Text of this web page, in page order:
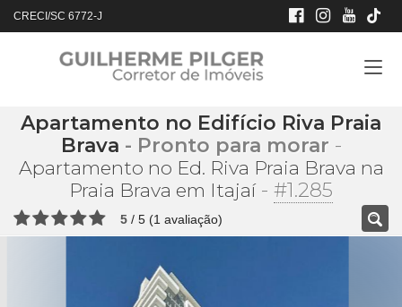
CRECI/SC 6772-J
Apartamento no Edifício Riva Praia
Brava - Pronto para morar -
Apartamento no Ed. Riva Praia Brava na
Praia Brava em Itajaí- #1.285
5 / 5 (1 avaliação)